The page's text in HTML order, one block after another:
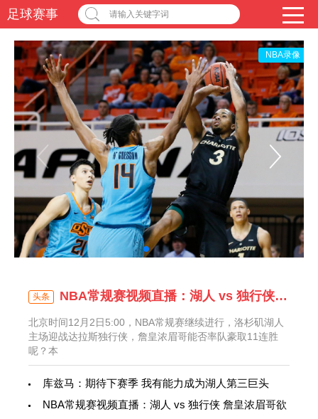
足球赛事 请输入关键字词
NBA录像
头条 NBA常规赛视频直播：湖人 vs 独行侠 詹皇浓眉哥欲
北京时间12月2日5:00，NBA常规赛继续进行，洛杉矶湖人
主场迎战达拉斯独行侠，詹皇浓眉哥能否率队豪取11连胜
呢？本
库兹马：期待下赛季 我有能力成为湖人第三巨头
NBA常规赛视频直播：湖人 vs 独行侠 詹皇浓眉哥欲